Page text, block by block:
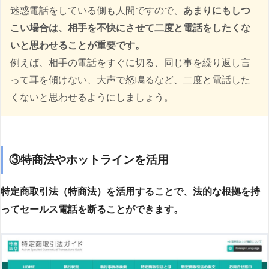
迷惑電話をしている側も人間ですので、 あまりにもしつ
こい場合は、相手を不快にさせて二度と電話をしたくな
いと思わせることが重要です。
例えば、相手の電話をすぐに切る、同じ事を繰り返し言
って耳を傾けない、大声で怒鳴るなど、二度と電話した
くないと思わせるようにしましょう。
③特商法やホットラインを活用
特定商取引法（特商法）を活用することで、法的な根拠を持
ってセールス電話を断ることができます。